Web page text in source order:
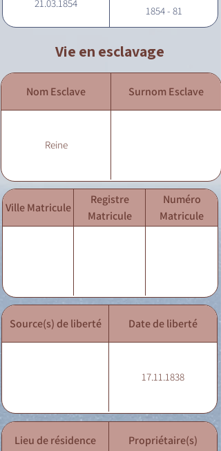
21.03.1854
1854 - 81
Vie en esclavage
Nom Esclave Surnom Esclave
Reine
Ville Matricule
Registre
Matricule
Numéro
Matricule
Source(s) de liberté Date de liberté
17.11.1838
Lieu de résidence Propriétaire(s)